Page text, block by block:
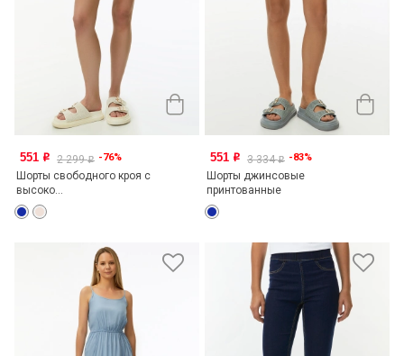
551 o 2 299o -76%
Шорты свободного кроя с
высоко...
551 o 3 334o -83%
Шорты джинсовые
принтованные